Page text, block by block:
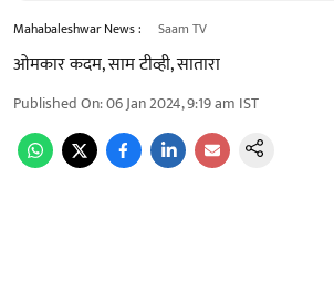
Mahabaleshwar News : Saam TV
ओमकार कदम, साम टीव्ही, सातारा
Published On:06 Jan 2024, 9:19 am IST